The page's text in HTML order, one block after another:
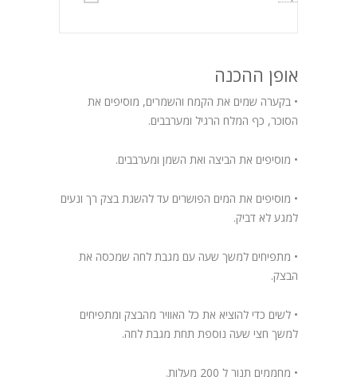
אופן ההכנה
• בקערה שמים את הקמח והשמרים, מוסיפים את
הסוכר, כף המלח הרגיל ומערבבים.
• מוסיפים את הביצה ואת השמן ומערבבים.
• מוסיפים את המים הפושרים עד להשגת בצק רך ונעים
למגע לא דביק.
• מתפיחים למשך שעה עם מגבת לחה שמכסה את
הבצק.
• לשים כדי להוציא את כל האוויר מהבצק ומתפיחים
למשך חצי שעה נוספת תחת מגבת לחה.
• מחממים תנור ל 200 מעלות.